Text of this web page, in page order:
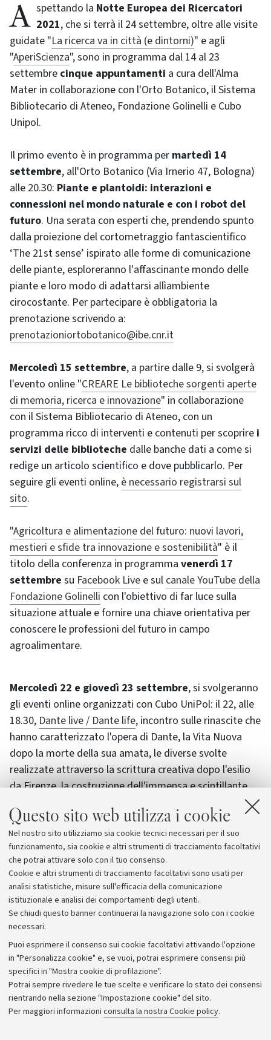
Questo sito web utilizza i cookie
Nel nostro sito utilizziamo sia cookie tecnici necessari per il suo
funzionamento, sia cookie e altri strumenti di tracciamento facoltativi
che potrai attivare solo con il tuo consenso.
Cookie e altri strumenti di tracciamento facoltativi sono usati per
analisi statistiche, misure sull'efficacia della comunicazione
istituzionale e analisi dei comportamenti degli utenti.
Se chiudi questo banner continuerai la navigazione solo con i cookie
necessari.
Puoi esprimere il consenso sui cookie facoltativi attivando l'opzione
in "Personalizza cookie" e, se vuoi, potrai esprimere consensi più
specifici in "Mostra cookie di profilazione".
Potrai sempre rivedere le tue scelte e verificare lo stato dei consensi
rientrando nella sezione "Impostazione cookie" del sito.
Per maggiori informazioni consulta la nostra Cookie policy.
Aspettando la Notte Europea dei Ricercatori
2021, che si terrà il 24 settembre, oltre alle visite
guidate "La ricerca va in città (e dintorni)" e agli
"AperiScienza", sono in programma dal 14 al 23
settembre cinque appuntamenti a cura dell'Alma
Mater in collaborazione con l'Orto Botanico, il Sistema
Bibliotecario di Ateneo, Fondazione Golinelli e Cubo
Unipol.
Il primo evento è in programma per martedì 14
settembre, all'Orto Botanico (Via Irnerio 47, Bologna)
alle 20.30: Piante e plantoidi: interazioni e
connessioni nel mondo naturale e con i robot del
futuro. Una serata con esperti che, prendendo spunto
dalla proiezione del cortometraggio fantascientifico
‘The 21st sense’ ispirato alle forme di comunicazione
delle piante, esploreranno l'affascinante mondo delle
piante e loro modo di adattarsi allìambiente
cirocostante. Per partecipare è obbligatoria la
prenotazione scrivendo a:
prenotazioniortobotanico@ibe.cnr.it
Mercoledì 15 settembre, a partire dalle 9, si svolgerà
l'evento online "CREARE Le biblioteche sorgenti aperte
di memoria, ricerca e innovazione" in collaborazione
con il Sistema Bibliotecario di Ateneo, con un
programma ricco di interventi e contenuti per scoprire i
servizi delle biblioteche dalle banche dati a come si
redige un articolo scientifico e dove pubblicarlo. Per
seguire gli eventi online, è necessario registrarsi sul
sito.
"Agricoltura e alimentazione del futuro: nuovi lavori,
mestieri e sfide tra innovazione e sostenibilità" è il
titolo della conferenza in programma venerdì 17
settembre su Facebook Live e sul canale YouTube della
Fondazione Golinelli con l'obiettivo di far luce sulla
situazione attuale e fornire una chiave orientativa per
conoscere le professioni del futuro in campo
agroalimentare.
Mercoledì 22 e giovedì 23 settembre, si svolgeranno
gli eventi online organizzati con Cubo UniPol: il 22, alle
18.30, Dante live / Dante life, incontro sulle rinascite che
hanno caratterizzato l'opera di Dante, la Vita Nuova
dopo la morte della sua amata, le diverse svolte
realizzate attraverso la scrittura creativa dopo l'esilio
da Firenze, la costruzione dell'immensa e scintillante
Il 23, sempre alle 18.30, Intelligent Economy, dedicato
all'Intelligenza Artificiale a quanto cambierà la vita
spostando i confini tra uomo e macchine.
Archivio
Comunicati stampa
Redazione
Rassegna stampa